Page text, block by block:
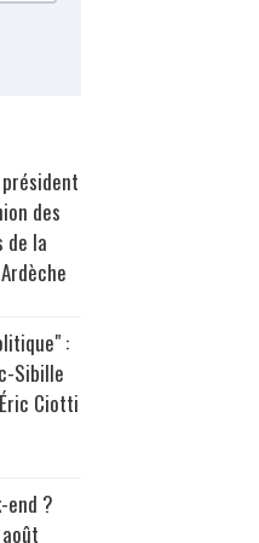
des
de la
:
Sibille
Ciotti
end ?